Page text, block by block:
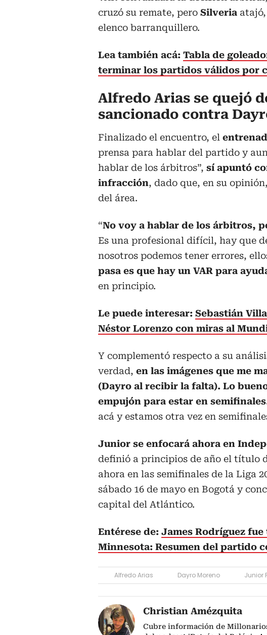
cruzó su remate, pero Silveria
elenco barranquillero.
Lea también acá: Tabla de
terminar los partidos válidos por
Alfredo Arias se quejó
sancionado contra
Finalizado el encuentro, el
prensa para hablar del partido y
hablar de los árbitros”, sí apuntó
infracción, dado que, en su
del área.
“No voy a hablar de los árbitros,
Es una profesional difícil, hay que
nosotros podemos tener errores,
pasa es que hay un VAR para
en principio.
Le puede interesar: Sebastián
Néstor Lorenzo con miras al
Y complementó respecto a su
verdad, en las imágenes que me
(Dayro al recibir la falta). Lo
empujón para estar en
acá y estamos otra vez en
Junior se enfocará ahora en
definió a principios de año el título
ahora en las semifinales de la Liga
sábado 16 de mayo en Bogotá y
capital del Atlántico.
Entérese de: James Rodríguez
Minnesota: Resumen del partido
Alfredo Arias Dayro Moreno Junior
Christian Amézquita
Cubre información de